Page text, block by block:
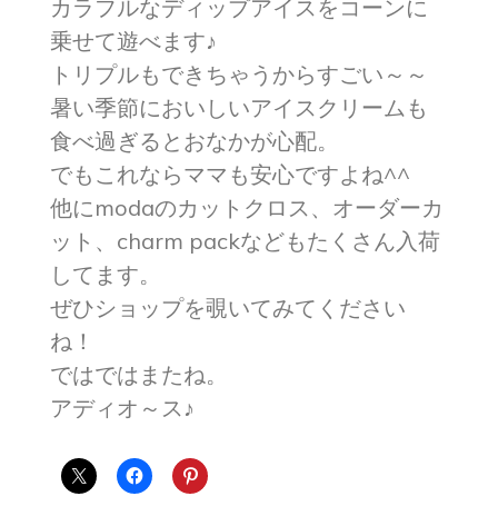
カラフルなディップアイスをコーンに
乗せて遊べます♪
トリプルもできちゃうからすごい～～
暑い季節においしいアイスクリームも
食べ過ぎるとおなかが心配。
でもこれならママも安心ですよね^^
他にmodaのカットクロス、オーダーカ
ット、charm packなどもたくさん入荷
してます。
ぜひショップを覗いてみてください
ね！
ではではまたね。
アディオ～ス♪